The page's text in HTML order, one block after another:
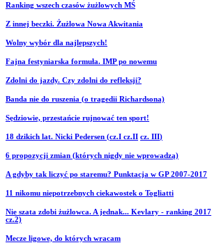
Ranking wszech czasów żużlowych MŚ
Z innej beczki. Żużlowa Nowa Akwitania
Wolny wybór dla najlepszych!
Fajna festyniarska formuła. IMP po nowemu
Zdolni do jazdy. Czy zdolni do refleksji?
Banda nie do ruszenia (o tragedii Richardsona)
Sędziowie, przestańcie rujnować ten sport!
18 dzikich lat. Nicki Pedersen (cz.I cz.II cz. III)
6 propozycji zmian (których nigdy nie wprowadzą)
A gdyby tak liczyć po staremu? Punktacja w GP 2007-2017
11 nikomu niepotrzebnych ciekawostek o Togliatti
Nie szata zdobi żużlowca. A jednak... Kevlary - ranking 2017
cz.2)
Mecze ligowe, do których wracam